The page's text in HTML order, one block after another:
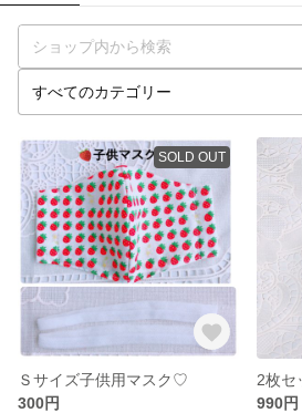
SOLD OUT
Ｓサイズ子供用マスク♡
300円
2枚セ
990円